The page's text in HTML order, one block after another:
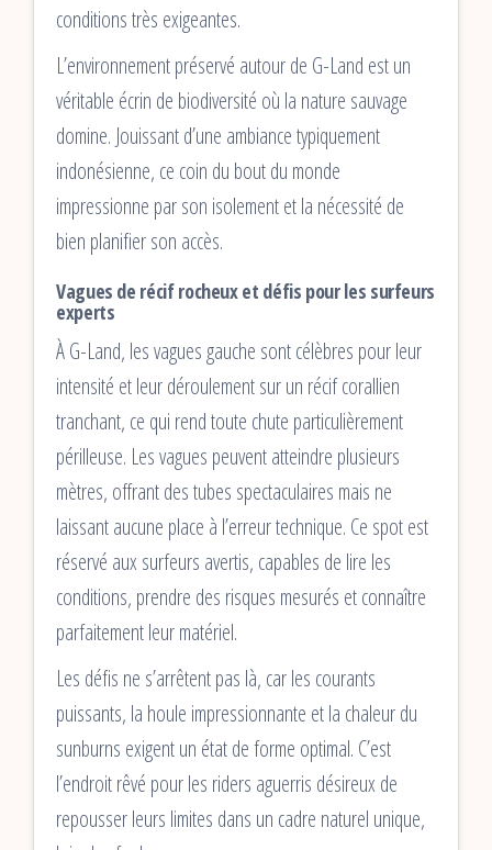
conditions très exigeantes.
L’environnement préservé autour de G-Land est un
véritable écrin de biodiversité où la nature sauvage
domine. Jouissant d’une ambiance typiquement
indonésienne, ce coin du bout du monde
impressionne par son isolement et la nécessité de
bien planifier son accès.
Vagues de récif rocheux et défis pour les surfeurs
experts
À G-Land, les vagues gauche sont célèbres pour leur
intensité et leur déroulement sur un récif corallien
tranchant, ce qui rend toute chute particulièrement
périlleuse. Les vagues peuvent atteindre plusieurs
mètres, offrant des tubes spectaculaires mais ne
laissant aucune place à l’erreur technique. Ce spot est
réservé aux surfeurs avertis, capables de lire les
conditions, prendre des risques mesurés et connaître
parfaitement leur matériel.
Les défis ne s’arrêtent pas là, car les courants
puissants, la houle impressionnante et la chaleur du
sunburns exigent un état de forme optimal. C’est
l’endroit rêvé pour les riders aguerris désireux de
repousser leurs limites dans un cadre naturel unique,